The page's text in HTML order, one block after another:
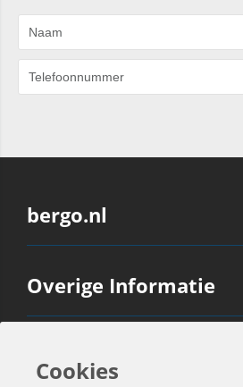
bergo.nl
Overige Informatie
Ook Interessant
Cookies